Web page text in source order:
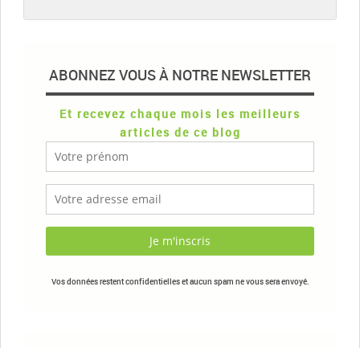
ABONNEZ VOUS À NOTRE NEWSLETTER
Et recevez chaque mois les meilleurs
articles de ce blog
Vos données restent confidentielles et aucun spam ne vous sera envoyé.